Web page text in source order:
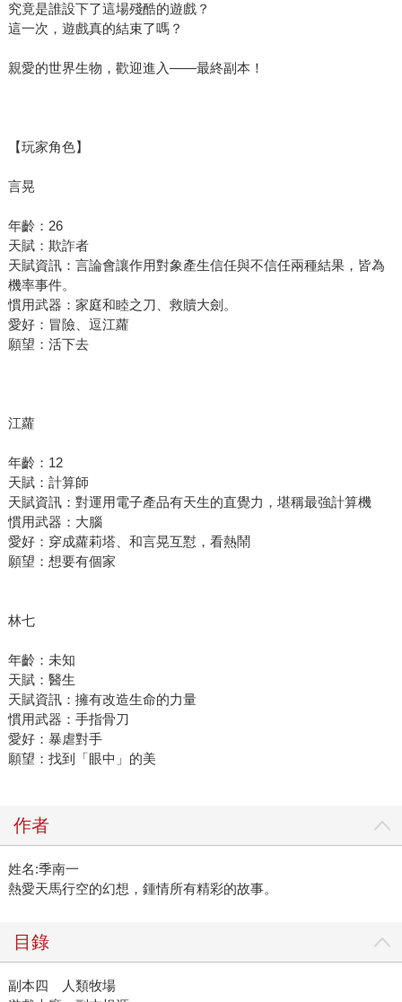
究竟是誰設下了這場殘酷的遊戲？
這一次，遊戲真的結束了嗎？
親愛的世界生物，歡迎進入——最終副本！
【玩家角色】
言晃
年齡：26
天賦：欺詐者
天賦資訊：言論會讓作用對象產生信任與不信任兩種結果，皆為
機率事件。
慣用武器：家庭和睦之刀、救贖大劍。
愛好：冒險、逗江蘿
願望：活下去
江蘿
年齡：12
天賦：計算師
天賦資訊：對運用電子產品有天生的直覺力，堪稱最強計算機
慣用武器：大腦
愛好：穿成蘿莉塔、和言晃互懟，看熱鬧
願望：想要有個家
林七
年齡：未知
天賦：醫生
天賦資訊：擁有改造生命的力量
慣用武器：手指骨刀
愛好：暴虐對手
願望：找到「眼中」的美
作者
姓名:季南一
熱愛天馬行空的幻想，鍾情所有精彩的故事。
目錄
副本四 人類牧場